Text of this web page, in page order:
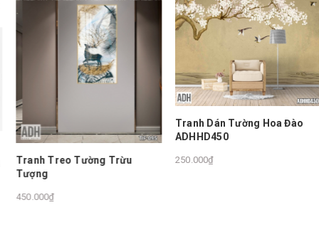
Tranh Treo Tường Trừu
Tượng
450.000₫
Tranh Dán Tường Hoa Đào
ADHHD450
250.000₫